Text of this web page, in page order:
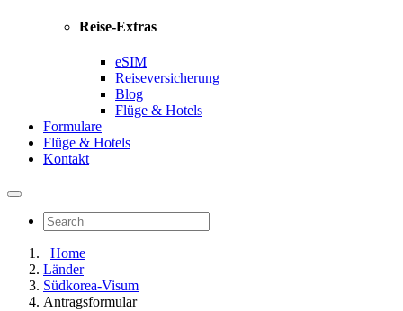
Reise-Extras
eSIM
Reiseversicherung
Blog
Flüge & Hotels
Formulare
Flüge & Hotels
Kontakt
Home
Länder
Südkorea-Visum
Antragsformular